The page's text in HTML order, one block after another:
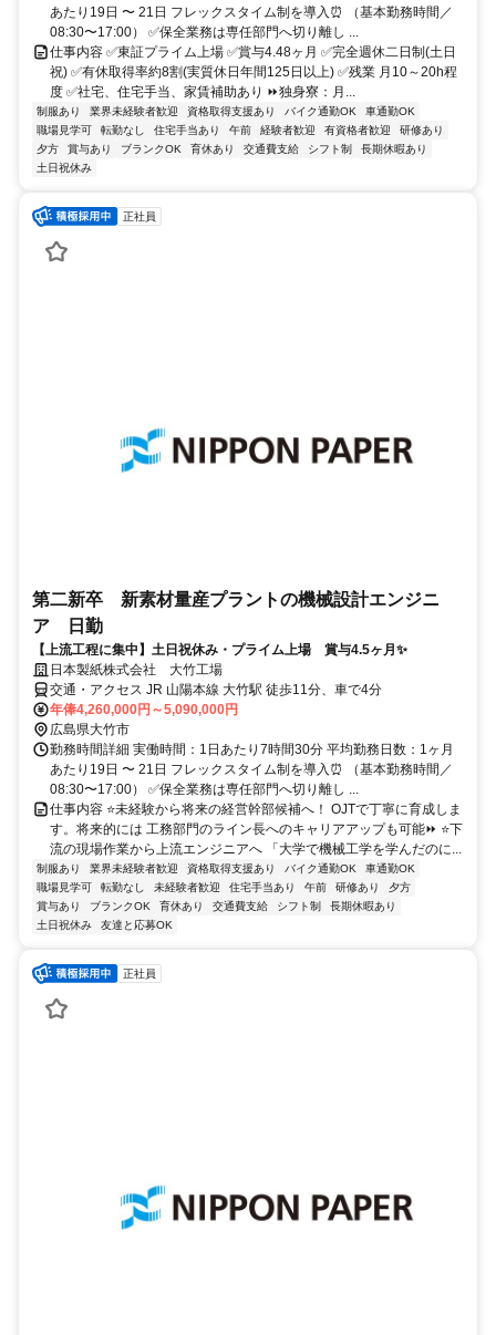
あたり19日 〜 21日 フレックスタイム制を導入⏰ （基本勤務時間／
08:30〜17:00） ✅保全業務は専任部門へ切り離し ...
仕事内容 ✅東証プライム上場 ✅賞与4.48ヶ月 ✅完全週休二日制(土日
祝) ✅有休取得率約8割(実質休日年間125日以上) ✅残業 月10～20h程
度 ✅社宅、住宅手当、家賃補助あり ⏩独身寮：月...
制服あり 業界未経験者歓迎 資格取得支援あり バイク通勤OK
車通勤OK
職場見学可
転勤なし 住宅手当あり 午前 経験者歓迎 有資格者歓迎
研修あり
夕方
賞与あり ブランクOK 育休あり 交通費支給 シフト制
長期休暇あり
土日祝休み
正社員
第二新卒 新素材量産プラントの機械設計エンジニ
ア 日勤
【上流工程に集中】土日祝休み・プライム上場 賞与4.5ヶ月✨
日本製紙株式会社 大竹工場
交通・アクセス JR 山陽本線 大竹駅 徒歩11分、車で4分
年俸4,260,000円～5,090,000円
広島県大竹市
勤務時間詳細 実働時間：1日あたり7時間30分 平均勤務日数：1ヶ月
あたり19日 〜 21日 フレックスタイム制を導入⏰ （基本勤務時間／
08:30〜17:00） ✅保全業務は専任部門へ切り離し ...
仕事内容 ⭐未経験から将来の経営幹部候補へ！ OJTで丁寧に育成しま
す。将来的には 工務部門のライン長へのキャリアアップも可能⏩ ⭐️下
流の現場作業から上流エンジニアへ 「大学で機械工学を学んだのに...
制服あり 業界未経験者歓迎 資格取得支援あり バイク通勤OK
車通勤OK
職場見学可
転勤なし 未経験者歓迎 住宅手当あり 午前 研修あり
夕方
賞与あり
ブランクOK 育休あり 交通費支給 シフト制
長期休暇あり
土日祝休み
友達と応募OK
正社員